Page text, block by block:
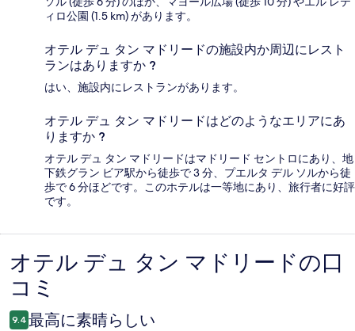
ィロ公園 (1.5 km) があります。
オテル デュ タン マドリードの施設内か周辺にレスト
ランはありますか ?
はい、施設内にレストランがあります。
オテル デュ タン マドリードはどのようなエリアにあ
りますか ?
オテル デュ タン マドリードはマドリード セントロにあり、地
下鉄グラン ビア駅から徒歩で 3 分、プエルタ デル ソルから徒
歩で 6 分ほどです。このホテルは一等地にあり、旅行者に好評
です。
口
コ
ミ
オテル デュ タン マドリードの口
コミ
9.4 最高に素晴らしい